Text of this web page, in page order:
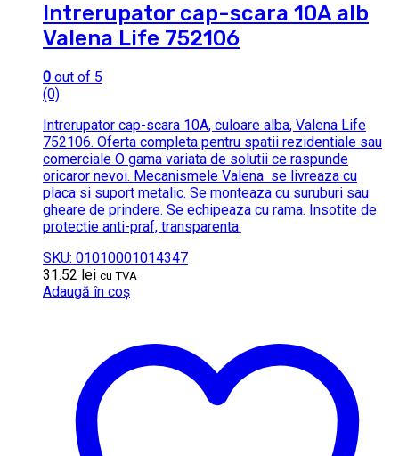
Intrerupator cap-scara 10A alb
Valena Life 752106
0 out of 5
(0)
Intrerupator cap-scara 10A, culoare alba, Valena Life
752106. Oferta completa pentru spatii rezidentiale sau
comerciale O gama variata de solutii ce raspunde
oricaror nevoi. Mecanismele Valena se livreaza cu
placa si suport metalic. Se monteaza cu suruburi sau
gheare de prindere. Se echipeaza cu rama. Insotite de
protectie anti-praf, transparenta.
SKU: 01010001014347
31.52 lei cu TVA
Adaugă în coș